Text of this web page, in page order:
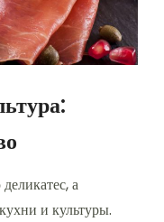
а
и культуры.